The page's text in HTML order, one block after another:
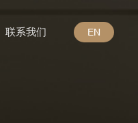
联系我们 EN